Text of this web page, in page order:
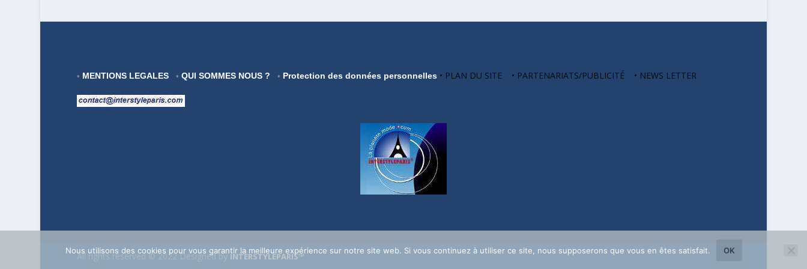
• MENTIONS LEGALES• QUI SOMMES NOUS ? • Protection des données personnelles • PLAN DU SITE • PARTENARIATS/PUBLICITÉ • NEWS LETTER
All rights reserved © 2022 Designed byINTERSTYLEPARIS™
Nous utilisons des cookies pour vous garantir la meilleure expérience sur notre site web. Si vous continuez à utiliser ce site, nous supposerons que vous en êtes satisfait. OK